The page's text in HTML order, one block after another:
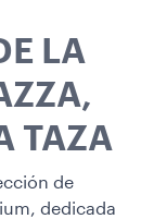
LA
TAZA
de
dedicada